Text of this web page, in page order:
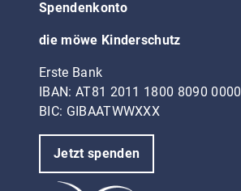
Spendenkonto
die möwe Kinderschutz
Erste Bank
IBAN: AT81 2011 1800 8090 0000
BIC: GIBAATWWXXX
Jetzt spenden